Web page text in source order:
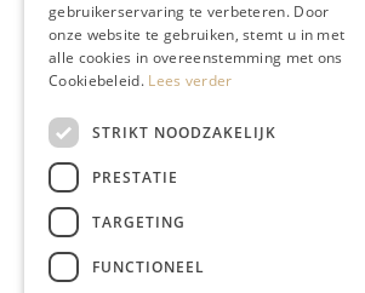
Geen resultaten
gebruikerservaring te verbeteren. Door
onze website te gebruiken, stemt u in met
alle cookies in overeenstemming met ons
Cookiebeleid. Lees verder
STRIKT NOODZAKELIJK
PRESTATIE
TARGETING
FUNCTIONEEL